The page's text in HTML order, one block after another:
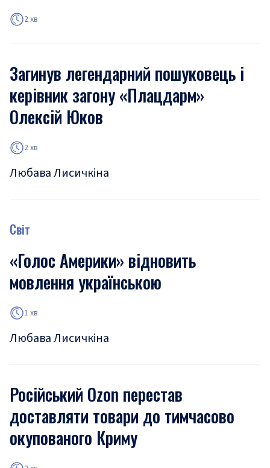
2 хв
Загинув легендарний пошуковець і
керівник загону «Плацдарм»
Олексій Юков
2 хв
Любава Лисичкіна
Світ
«Голос Америки» відновить
мовлення українською
1 хв
Любава Лисичкіна
Російський Ozon перестав
доставляти товари до тимчасово
окупованого Криму